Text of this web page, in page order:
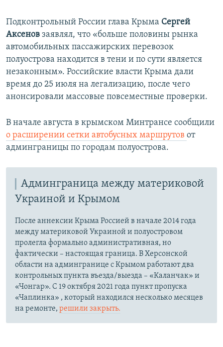
Подконтрольный России глава Крыма Сергей
Аксенов заявлял, что «больше половины рынка
автомобильных пассажирских перевозок
полуострова находится в тени и по сути является
незаконным». Российские власти Крыма дали
время до 25 июля на легализацию, после чего
анонсировали массовые повсеместные проверки.
В начале августа в крымском Минтрансе сообщили
о расширении сетки автобусных маршрутов от
админграницы по городам полуострова.
Админграница между материковой
Украиной и Крымом
После аннексии Крыма Россией в начале 2014 года
между материковой Украиной и полуостровом
пролегла формально административная, но
фактически – настоящая граница. В Херсонской
области на админгранице с Крымом работают два
контрольных пункта въезда/выезда – «Каланчак» и
«Чонгар». С 19 октября 2021 года пункт пропуска
«Чаплинка» , который находился несколько месяцев
на ремонте, решили закрыть.